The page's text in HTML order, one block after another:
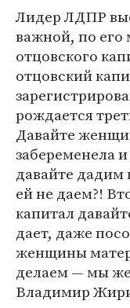
Лидер ЛДПР
важной, по
отцовского
отцовский
рождается
Давайте
забеременела
давайте
ей не даем?!
капитал
дает, даже
женщины
делаем — мы
Владимир